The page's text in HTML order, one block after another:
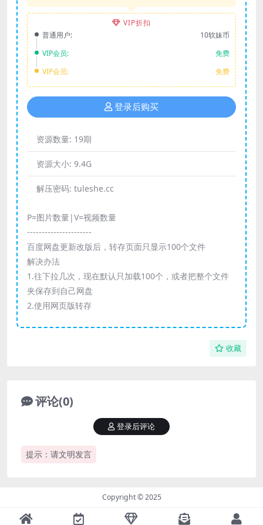
VIP折扣
普通用户:
10软妹币
VIP会员:
免费
VIP会员:
免费
登录后购买
资源数量: 19期
资源大小: 9.4G
解压密码: tuleshe.cc
P=图片数量|V=视频数量
----------------------
百度网盘更新改版后，转存页面只显示100个文件
解决办法
1.往下拉几次，现在默认只加载100个，或者把整个文件
夹保存到自己网盘
2.使用网页版转存
收藏
评论(0)
提示：请文明发言
登录后评论
Copyright © 2025